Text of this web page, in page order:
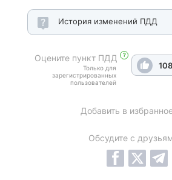
История изменений ПДД
Оцените пункт ПДД ?
Только для
зарегистрированных
пользователей
108
Добавить в
Обсудите с